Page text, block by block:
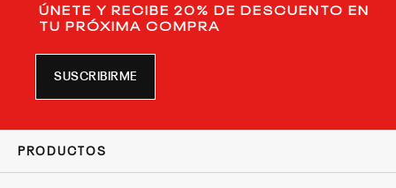
ÚNETE Y RECIBE 20% DE DESCUENTO EN
TU PRÓXIMA COMPRA
SUSCRIBIRME
PRODUCTOS